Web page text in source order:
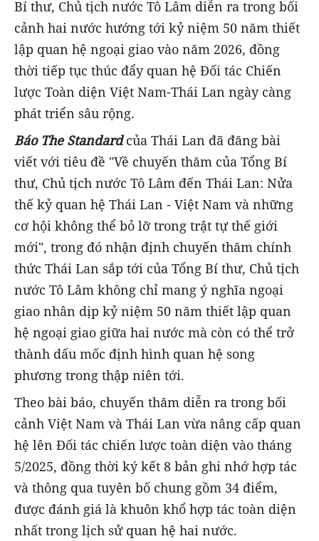
Bí thư, Chủ tịch nước Tô Lâm diễn ra trong bối
cảnh hai nước hướng tới kỷ niệm 50 năm thiết
lập quan hệ ngoại giao vào năm 2026, đồng
thời tiếp tục thúc đẩy quan hệ Đối tác Chiến
lược Toàn diện Việt Nam-Thái Lan ngày càng
phát triển sâu rộng.
Báo The Standardcủa Thái Lan đã đăng bài
viết với tiêu đề "Về chuyến thăm của Tổng Bí
thư, Chủ tịch nước Tô Lâm đến Thái Lan: Nửa
thế kỷ quan hệ Thái Lan - Việt Nam và những
cơ hội không thể bỏ lỡ trong trật tự thế giới
mới", trong đó nhận định chuyến thăm chính
thức Thái Lan sắp tới của Tổng Bí thư, Chủ tịch
nước Tô Lâm không chỉ mang ý nghĩa ngoại
giao nhân dịp kỷ niệm 50 năm thiết lập quan
hệ ngoại giao giữa hai nước mà còn có thể trở
thành dấu mốc định hình quan hệ song
phương trong thập niên tới.
Theo bài báo, chuyến thăm diễn ra trong bối
cảnh Việt Nam và Thái Lan vừa nâng cấp quan
hệ lên Đối tác chiến lược toàn diện vào tháng
5/2025, đồng thời ký kết 8 bản ghi nhớ hợp tác
và thông qua tuyên bố chung gồm 34 điểm,
được đánh giá là khuôn khổ hợp tác toàn diện
nhất trong lịch sử quan hệ hai nước.